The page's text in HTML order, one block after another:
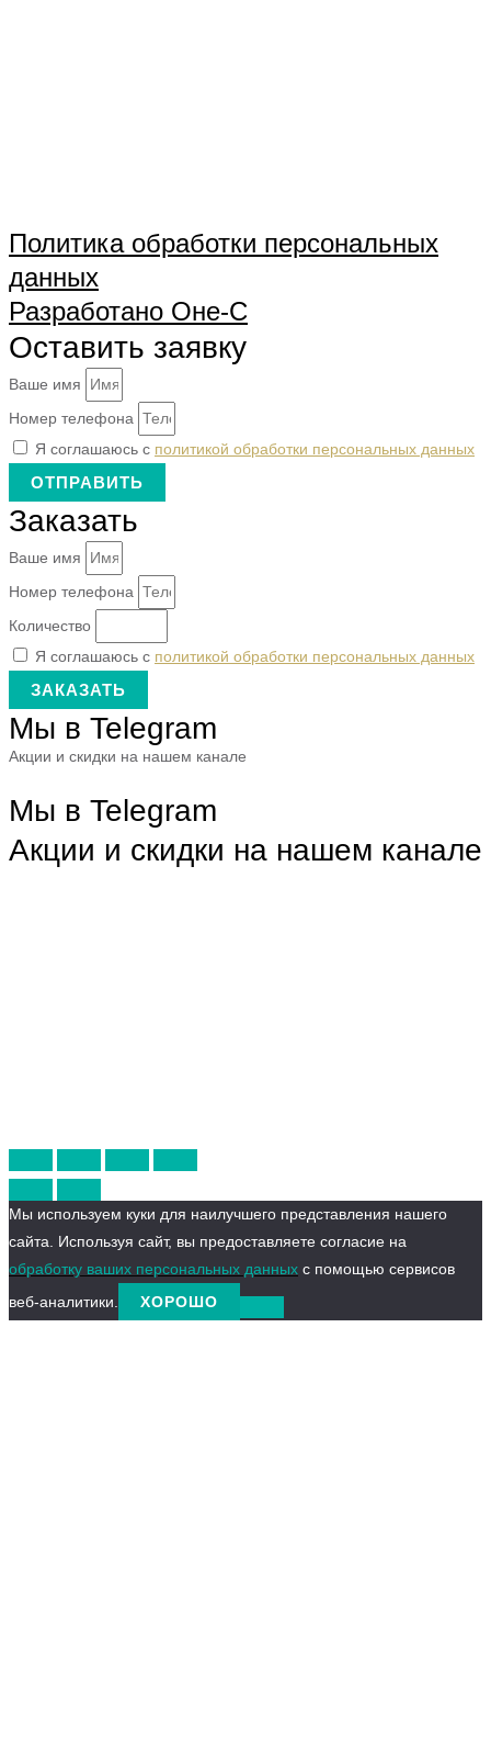
Политика обработки персональных
данных
Разработано Оне-С
Оставить заявку
Ваше имя
Номер телефона
Я соглашаюсь с политикой обработки персональных данных
ОТПРАВИТЬ
Заказать
Ваше имя
Номер телефона
Количество
Я соглашаюсь с политикой обработки персональных данных
ЗАКАЗАТЬ
Мы в Telegram
Акции и скидки на нашем канале
Мы в Telegram
Акции и скидки на нашем канале
Мы используем куки для наилучшего представления нашего
сайта. Используя сайт, вы предоставляете согласие на
обработку ваших персональных данных с помощью сервисов
веб-аналитики.
ХОРОШО